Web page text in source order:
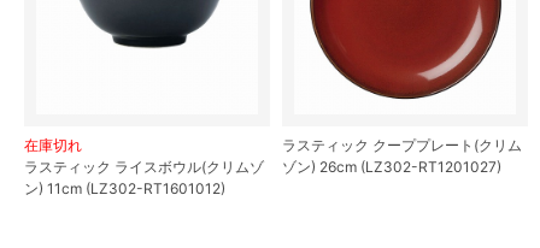
在庫切れ
ラスティック ライスボウル(クリムゾ
ン) 11cm (LZ302-RT1601012)
ラスティック クーププレート(クリム
ゾン) 26cm (LZ302-RT1201027)